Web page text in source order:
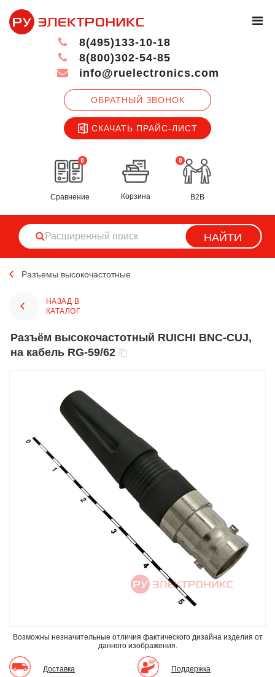
ОБРАТНЫЙ ЗВОНОК
СКАЧАТЬ ПРАЙС-ЛИСТ
8(495)133-10-18
8(800)302-54-85
info@ruelectronics.com
0
Сравнение
0
Корзина B2B
НАЙТИ
Разъемы высокочастотные
НАЗАД В
КАТАЛОГ
Разъём высокочастотный RUICHI BNC-CUJ,
на кабель RG-59/62
Возможны незначительные отличия фактического дизайна изделия от
данного изображения.
Доставка Поддержка